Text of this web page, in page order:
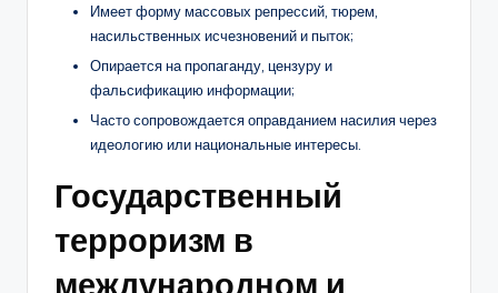
Имеет форму массовых репрессий, тюрем,
насильственных исчезновений и пыток;
Опирается на пропаганду, цензуру и
фальсификацию информации;
Часто сопровождается оправданием насилия через
идеологию или национальные интересы.
Государственный
терроризм в
международном и